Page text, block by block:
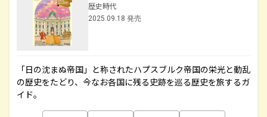
歴史時代
2025.09.18 発売
「日の沈まぬ帝国」と称されたハプスブルク帝国の栄光と動乱
の歴史をたどり、今なお各国に残る史跡を巡る歴史を旅するガ
イド。